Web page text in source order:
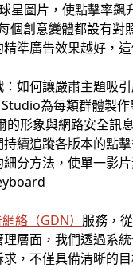
星圖片，使點擊率
創意變體都設有對
準廣告效果越好，
如何讓嚴肅主題吸
為每類群體製
的形象與網路安全
續追蹤各版本的點
分方法，使單一影
網絡（GDN） 服務，
層面，我們透過系
，不僅具備清晰的